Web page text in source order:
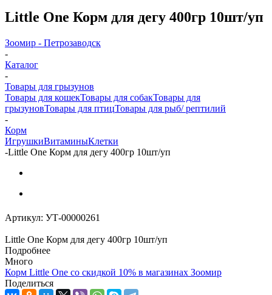
Little One Корм для дегу 400гр 10шт/уп
Зоомир - Петрозаводск
-
Каталог
-
Товары для грызунов
Товары для кошекТовары для собакТовары для
грызуновТовары для птицТовары для рыб/ рептилий
-
Корм
ИгрушкиВитаминыКлетки
-Little One Корм для дегу 400гр 10шт/уп
Артикул: УТ-00000261
Little One Корм для дегу 400гр 10шт/уп
Подробнее
Много
Корм Little One со скидкой 10% в магазинах Зоомир
Поделиться